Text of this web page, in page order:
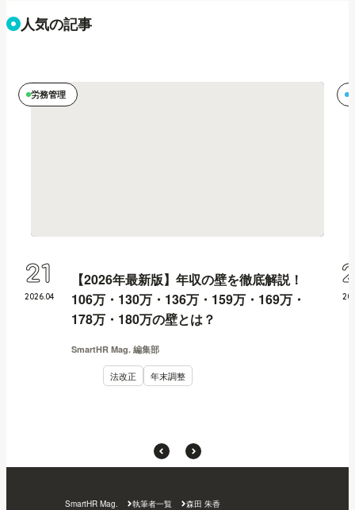
人気の記事
労務管理
【2026年最新版】年収の壁を徹底解説！
106万・130万・136万・159万・169万・
178万・180万の壁とは？
SmartHR Mag. 編集部
法改正 年末調整
2026. 04
21
SmartHR Mag. 執筆者一覧 森田 朱香